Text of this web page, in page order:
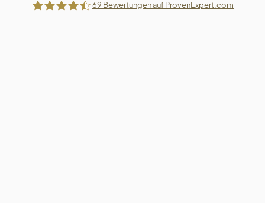
69 Bewertungen auf ProvenExpert.com